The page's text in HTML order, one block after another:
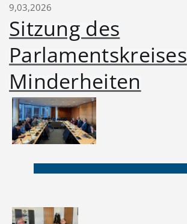
9,03,2026
Sitzung des
Parlamentskreises
Minderheiten